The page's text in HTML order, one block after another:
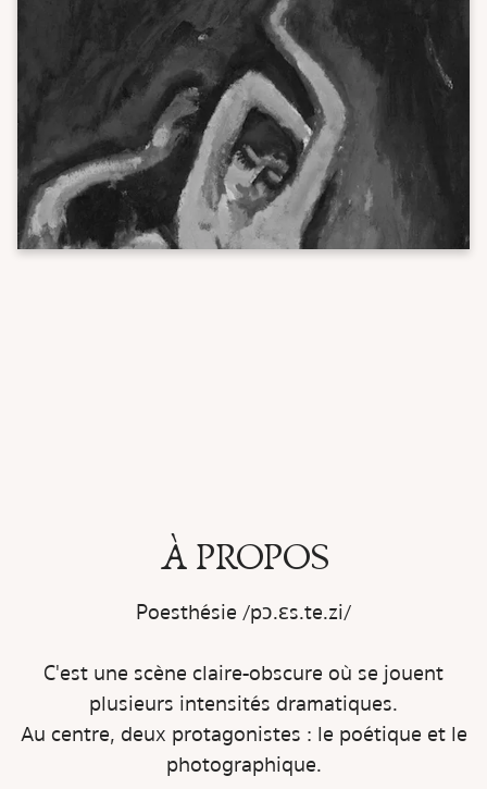
À PROPOS
Poesthésie /pɔ.ɛs.te.zi/
C'est une scène claire-obscure où se jouent
plusieurs intensités dramatiques.
Au centre, deux protagonistes : le poétique et le
photographique.